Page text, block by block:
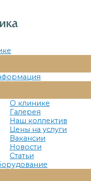
Меню
Меню
О клинике
Галерея
Наш коллектив
Цены на услуги
Вакансии
Новости
Статьи